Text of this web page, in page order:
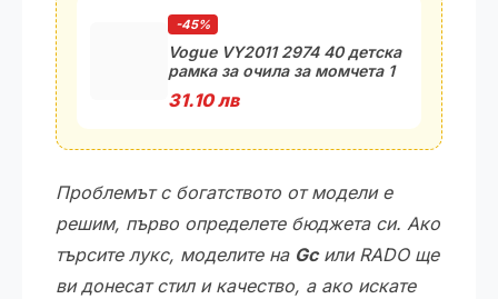
-45%
Vogue VY2011 2974 40 детска
рамка за очила за момчета 1
31.10 лв
Проблемът с богатството от модели е
решим, първо определете бюджета си. Ако
търсите лукс, моделите на Gcили RADO ще
ви донесат стил и качество, а ако искате